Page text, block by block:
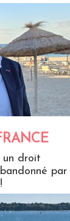
un droit
par